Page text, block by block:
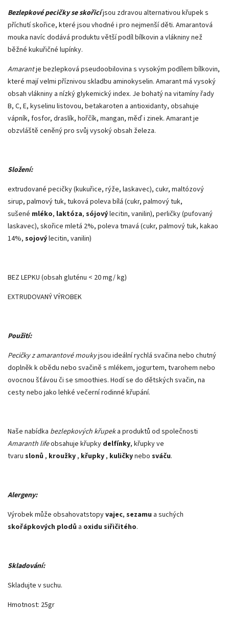
Bezlepkové pecičky se skořicíjsou zdravou alternativou křupek s
příchutí skořice, které jsou vhodné i pro nejmenší děti. Amarantová
mouka navíc dodává produktu větší podíl bílkovin a vlákniny než
běžné kukuřičné lupínky.
Amarantje bezlepková pseudoobilovina s vysokým podílem bílkovin,
které mají velmi příznivou skladbu aminokyselin. Amarant má vysoký
obsah vlákniny a nízký glykemický index. Je bohatý na vitamíny řady
B, C, E, kyselinu listovou, betakaroten a antioxidanty, obsahuje
vápník, fosfor, draslík, hořčík, mangan, měď i zinek. Amarant je
obzvláště ceněný pro svůj vysoký obsah železa.
Složení:
extrudované pecičky (kukuřice, rýže, laskavec), cukr, maltózový
sirup, palmový tuk, tuková poleva bílá (cukr, palmový tuk,
sušené mléko, laktóza, sójovýlecitin, vanilin), perličky (pufovaný
laskavec), skořice mletá 2%, poleva tmavá (cukr, palmový tuk, kakao
14%, sojovýlecitin, vanilin)
BEZ LEPKU (obsah gluténu < 20 mg/ kg)
EXTRUDOVANÝ VÝROBEK
Použití:
Pecičky z amarantové moukyjsou ideální rychlá svačina nebo chutný
doplněk k obědu nebo svačině s mlékem, jogurtem, tvarohem nebo
ovocnou šťávou či se smoothies. Hodí se do dětských svačin, na
cesty nebo jako lehké večerní rodinné křupání.
Naše nabídka bezlepkových křupeka produktů od společnosti
Amaranth lifeobsahuje křupky delfínky, křupky ve
tvaru slonů , kroužky , křupky , kuličkynebo sváču.
Alergeny:
Výrobek může obsahovatstopyvajec, sezamu a suchých
skořápkových plodů a oxidu siřičitého.
Skladování:
Skladujte v suchu.
Hmotnost: 25gr